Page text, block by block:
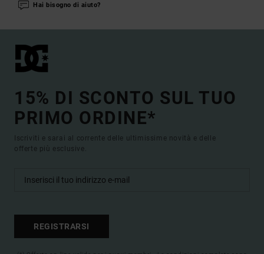
Hai bisogno di aiuto?
15% DI SCONTO SUL TUO
PRIMO ORDINE*
Iscriviti e sarai al corrente delle ultimissime novità e delle
offerte più esclusive.
REGISTRARSI